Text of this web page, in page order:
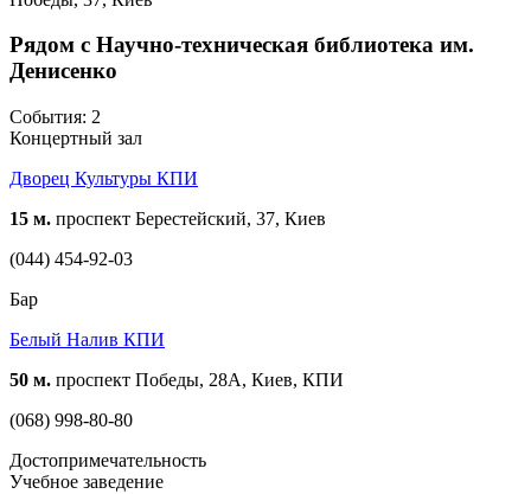
Рядом с Научно-техническая библиотека им.
Денисенко
События: 2
Концертный зал
Дворец Культуры КПИ
15 м. проспект Берестейский, 37, Киев
(044) 454-92-03
Бар
Белый Налив КПИ
50 м. проспект Победы, 28А, Киев, КПИ
(068) 998-80-80
Достопримечательность
Учебное заведение